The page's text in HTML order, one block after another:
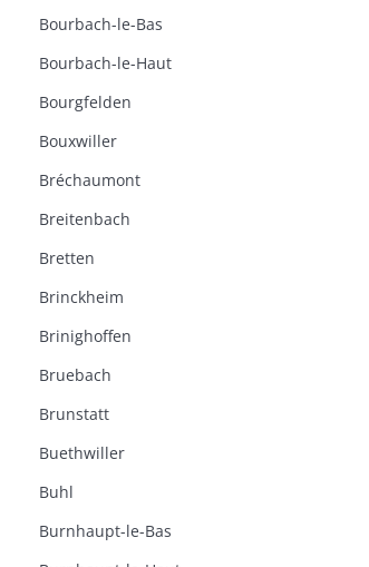
Bourbach-le-Bas
Bourbach-le-Haut
Bourgfelden
Bouxwiller
Bréchaumont
Breitenbach
Bretten
Brinckheim
Brinighoffen
Bruebach
Brunstatt
Buethwiller
Buhl
Burnhaupt-le-Bas